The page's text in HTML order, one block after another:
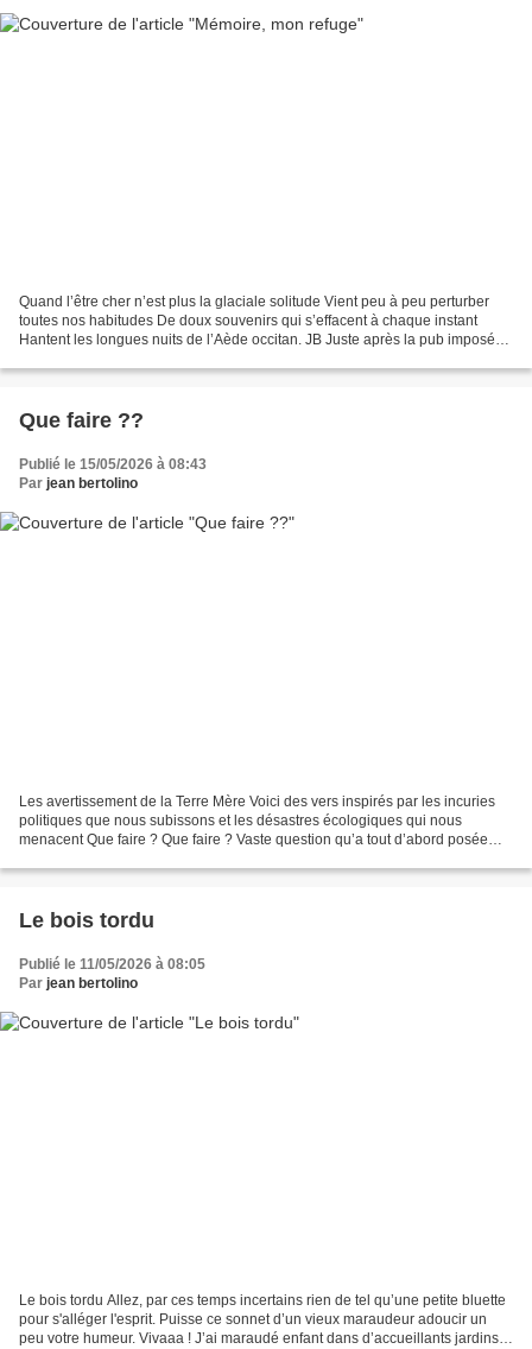
Quand l’être cher n’est plus la glaciale solitude Vient peu à peu perturber
toutes nos habitudes De doux souvenirs qui s’effacent à chaque instant
Hantent les longues nuits de l’Aède occitan. JB Juste après la pub imposée
Que faire ??
Publié le 15/05/2026 à 08:43
Par jean bertolino
Les avertissement de la Terre Mère Voici des vers inspirés par les incuries
politiques que nous subissons et les désastres écologiques qui nous
menacent Que faire ? Que faire ? Vaste question qu’a tout d’abord posée
Le bois tordu
Publié le 11/05/2026 à 08:05
Par jean bertolino
Le bois tordu Allez, par ces temps incertains rien de tel qu’une petite bluette
pour s'alléger l'esprit. Puisse ce sonnet d’un vieux maraudeur adoucir un
peu votre humeur. Vivaaa ! J’ai maraudé enfant dans d’accueillants jardins,